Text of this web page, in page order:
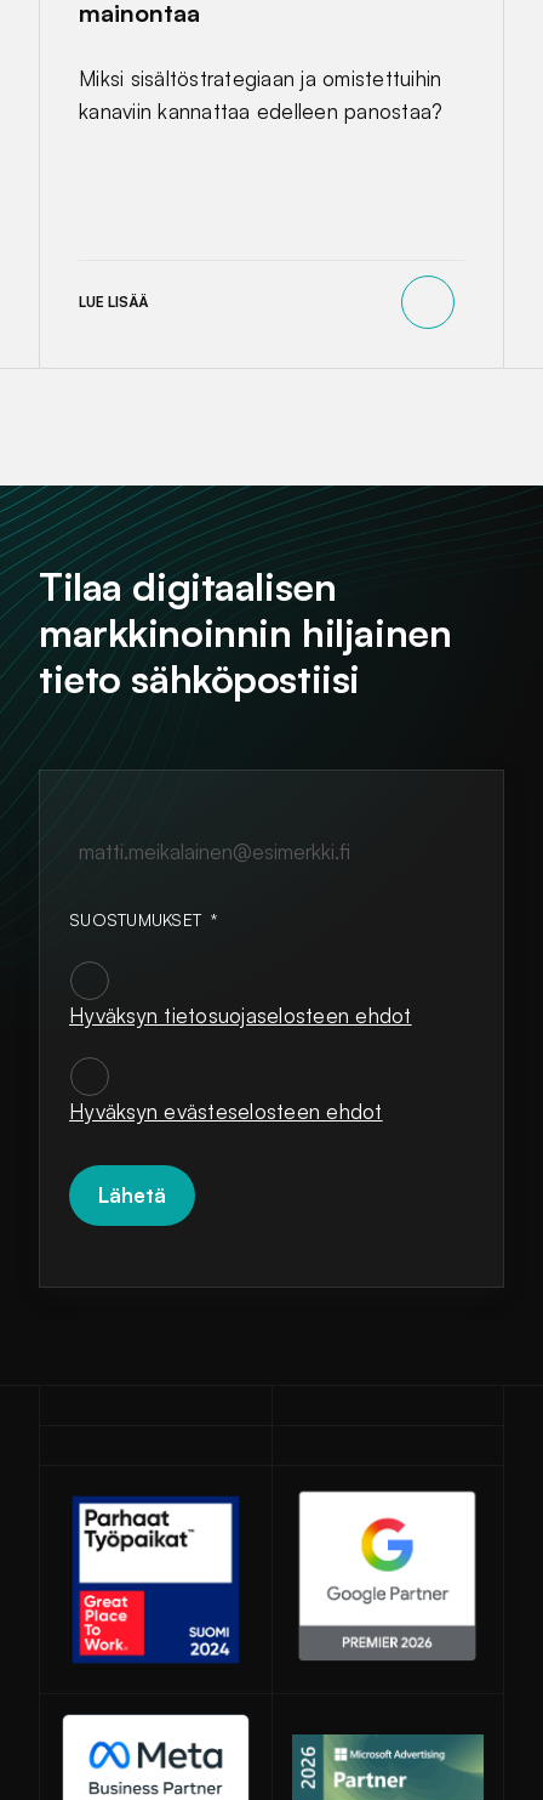
mainontaa
Miksi sisältöstrategiaan ja omistettuihin
kanaviin kannattaa edelleen panostaa?
LUE LISÄÄ
Tilaa digitaalisen
markkinoinnin hiljainen
tieto sähköpostiisi
SUOSTUMUKSET *
Hyväksyn tietosuojaselosteen ehdot
SUOSTUMUKSET
Hyväksyn evästeselosteen ehdot
Avautuu uuteen ikkunaan